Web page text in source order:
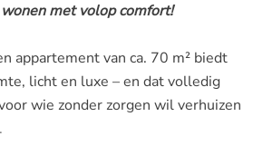
met volop comfort!
appartement van ca. 70 m² biedt
licht en luxe – en dat volledig
wie zonder zorgen wil verhuizen